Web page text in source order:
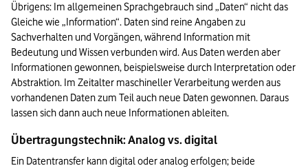
Übrigens: Im allgemeinen Sprachgebrauch sind „Daten“ nicht das
Gleiche wie „Information“. Daten sind reine Angaben zu
Sachverhalten und Vorgängen, während Information mit
Bedeutung und Wissen verbunden wird. Aus Daten werden aber
Informationen gewonnen, beispielsweise durch Interpretation oder
Abstraktion. Im Zeitalter maschineller Verarbeitung werden aus
vorhandenen Daten zum Teil auch neue Daten gewonnen. Daraus
lassen sich dann auch neue Informationen ableiten.
Übertragungstechnik: Analog vs. digital
Ein Datentransfer kann digital oder analog erfolgen; beide